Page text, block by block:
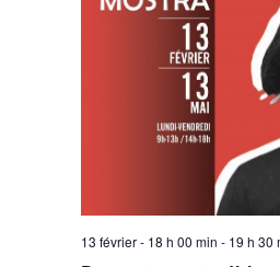
13 février - 18 h 00 min - 19 h 30